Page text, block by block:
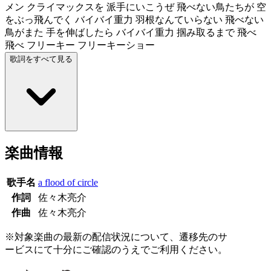
メン クライマックスを 派手にいこうぜ 飛べない鳥たちが 空
をぶっ飛んでく バイバイ重力 羽根なんていらない 飛べない
鳥がまた 手を伸ばしたら バイバイ重力 掴み取るまで 飛べ
飛べ フリーキー フリーキーショー
歌詞をすべて見る
楽曲情報
歌手名 a flood of circle
作詞
佐々木亮介
作曲
佐々木亮介
※対象楽曲の最新の配信状況について、遷移先のサ
ービスにて十分にご確認のうえでご利用ください。